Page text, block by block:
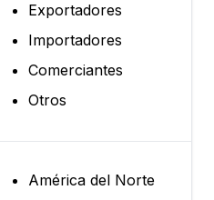
Exportadores
Importadores
Comerciantes
Otros
América del Norte